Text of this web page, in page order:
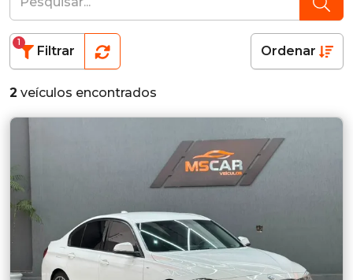
Filtrar
1
Ordenar
2 veículos encontrados